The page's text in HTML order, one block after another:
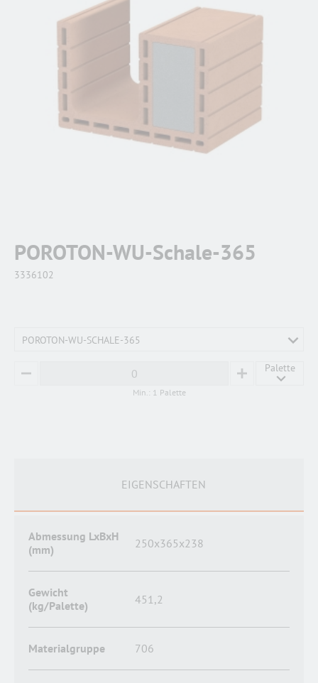
POROTON-WU-Schale-365
3336102
POROTON-WU-SCHALE-365
MINUS PLUS
Palette
Min.: 1 Palette
EIGENSCHAFTEN
Abmessung LxBxH
(mm)
250x365x238
Gewicht
(kg/Palette)
451,2
Materialgruppe 706